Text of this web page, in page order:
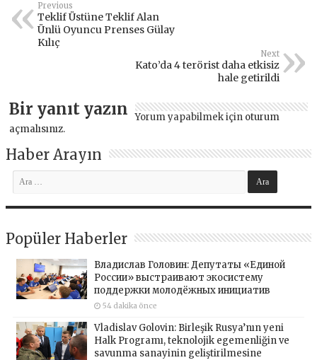
Previous
Teklif Üstüne Teklif Alan
Ünlü Oyuncu Prenses Gülay
Kılıç
Next
Kato’da 4 terörist daha etkisiz
hale getirildi
Bir yanıt yazın Yorum yapabilmek için oturum
açmalısınız.
Haber Arayın
Popüler Haberler
Владислав Головин: Депутаты «Единой
России» выстраивают экосистему
поддержки молодёжных инициатив
54 dakika önce
Vladislav Golovin: Birleşik Rusya’nın yeni
Halk Programı, teknolojik egemenliğin ve
savunma sanayinin geliştirilmesine